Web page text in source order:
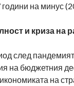
на минус
и криза на
след
на бюджетния
на